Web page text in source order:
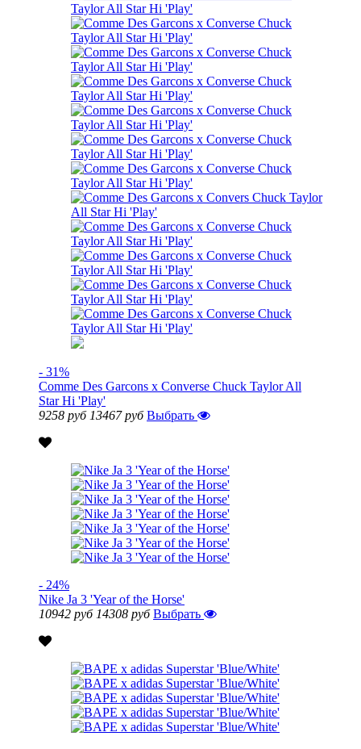
- 31%
Comme Des Garcons x Converse Chuck Taylor All
Star Hi 'Play'
9258 руб 13467 руб Выбрать
- 24%
Nike Ja 3 'Year of the Horse'
10942 руб 14308 руб Выбрать